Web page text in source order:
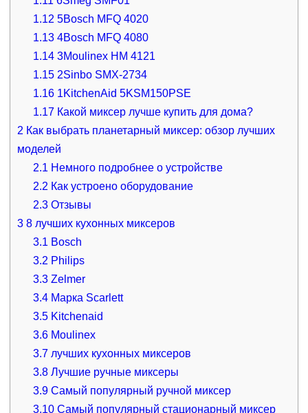
1.12 5Bosch MFQ 4020
1.13 4Bosch MFQ 4080
1.14 3Moulinex HM 4121
1.15 2Sinbo SMX-2734
1.16 1KitchenAid 5KSM150PSE
1.17 Какой миксер лучше купить для дома?
2 Как выбрать планетарный миксер: обзор лучших
моделей
2.1 Немного подробнее о устройстве
2.2 Как устроено оборудование
2.3 Отзывы
38 лучших кухонных миксеров
3.1 Bosch
3.2 Philips
3.3 Zelmer
3.4 Марка Scarlett
3.5 Kitchenaid
3.6 Moulinex
3.7 лучших кухонных миксеров
3.8 Лучшие ручные миксеры
3.9 Самый популярный ручной миксер
3.10 Самый популярный стационарный миксер